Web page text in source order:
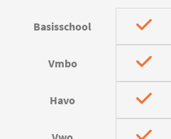
Basisschool
Vmbo
Havo